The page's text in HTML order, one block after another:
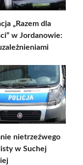
„Razem dla
w Jordanowie:
nietrzeźwego
w Suchej